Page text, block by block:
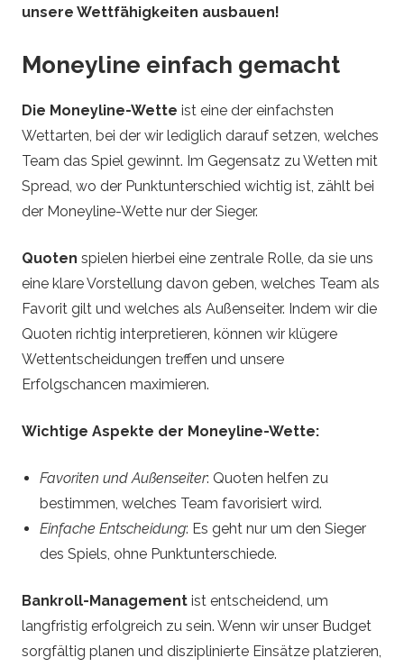
unsere Wettfähigkeiten ausbauen!
Moneyline einfach gemacht
Die Moneyline-Wette ist eine der einfachsten
Wettarten, bei der wir lediglich darauf setzen, welches
Team das Spiel gewinnt. Im Gegensatz zu Wetten mit
Spread, wo der Punktunterschied wichtig ist, zählt bei
der Moneyline-Wette nur der Sieger.
Quoten spielen hierbei eine zentrale Rolle, da sie uns
eine klare Vorstellung davon geben, welches Team als
Favorit gilt und welches als Außenseiter. Indem wir die
Quoten richtig interpretieren, können wir klügere
Wettentscheidungen treffen und unsere
Erfolgschancen maximieren.
Wichtige Aspekte der Moneyline-Wette:
Favoriten und Außenseiter: Quoten helfen zu
bestimmen, welches Team favorisiert wird.
Einfache Entscheidung: Es geht nur um den Sieger
des Spiels, ohne Punktunterschiede.
Bankroll-Management ist entscheidend, um
langfristig erfolgreich zu sein. Wenn wir unser Budget
sorgfältig planen und disziplinierte Einsätze platzieren,